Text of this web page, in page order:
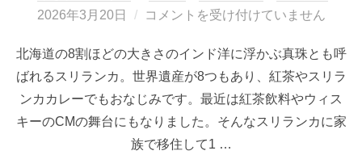
2026年3月20日 コメントを受け付けていません
北海道の8割ほどの大きさのインド洋に浮かぶ真珠とも呼
ばれるスリランカ。世界遺産が8つもあり、紅茶やスリラ
ンカカレーでもおなじみです。最近は紅茶飲料やウィス
キーのCMの舞台にもなりました。そんなスリランカに家
族で移住して1 …